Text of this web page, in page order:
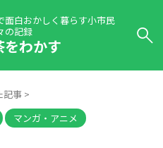
面白おかしく暮らす小市民
の記録
をわかす
記事 >
マンガ・アニメ